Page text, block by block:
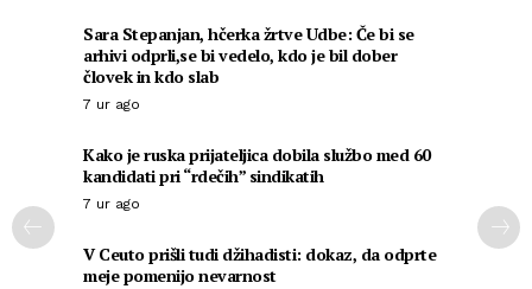
Sara Stepanjan, hčerka žrtve Udbe: Če bi se
arhivi odprli,se bi vedelo, kdo je bil dober
človek in kdo slab
7 ur ago
Kako je ruska prijateljica dobila službo med 60
kandidati pri “rdečih” sindikatih
7 ur ago
V Ceuto prišli tudi džihadisti: dokaz, da odprte
meje pomenijo nevarnost